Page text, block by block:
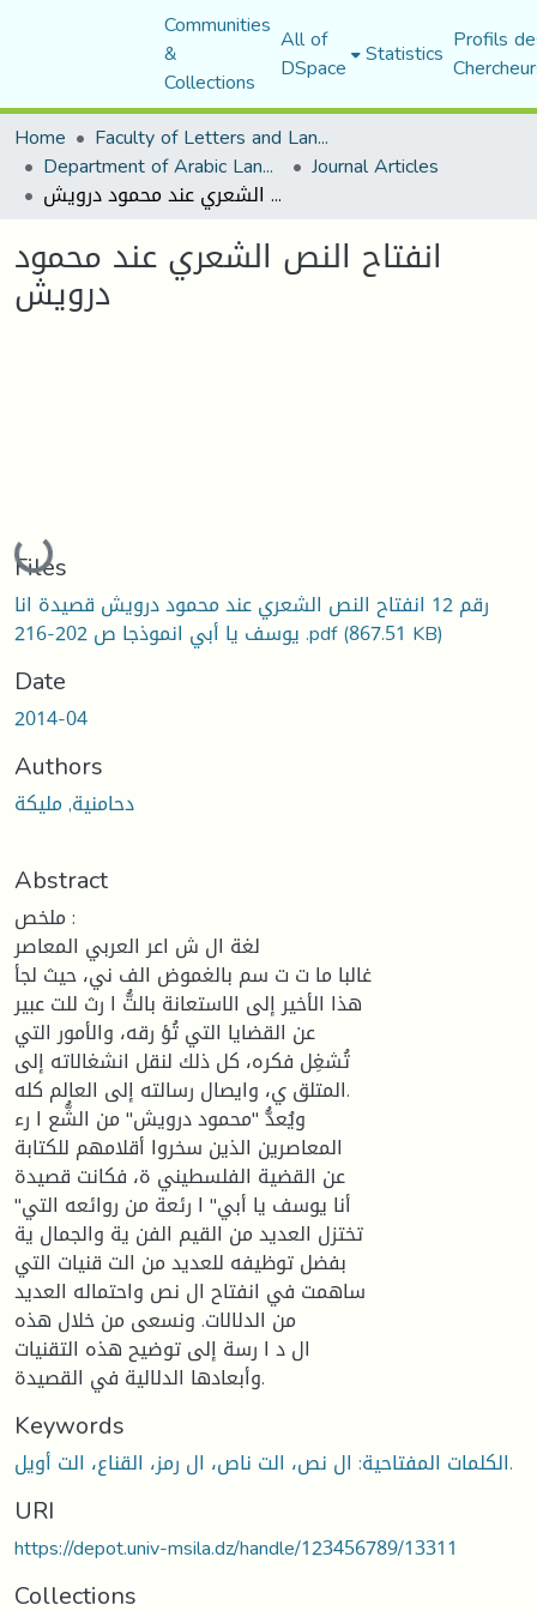
Communities
&
Collections
All of
DSpace Statistics Profils
Home
Faculty of Letters and Languages
Department of Arabic Language and Literature Journal Articles
انفتاح النص الشعري عند محمود درويش
انفتاح النص الشعري عند محمود
درويش
Loading...
Files
رقم 12 انفتاح النص الشعري عند محمود درويش قصيدة انا
يوسف يا أبي انموذجا ص 202-216 .pdf(867.51 KB)
Date
2014-04
Authors
دحامنية, مليكة
Abstract
ملخص :
لغة ال ش اعر العربي المعاصر
غالبا ما ت ت سم بالغموض الف ني، حيث لجأ
هذا الأخير إلى الاستعانة بالتُّ ا رث للت عبير
عن القضايا التي تُؤ رقه، والأمور التي
تُشغِل فكره، كل ذلك لنقل انشغالاته إلى
المتلق ي، وايصال رسالته إلى العالم كله.
ويُعدُّ "محمود درويش" من الشُّع ا رء
المعاصرين الذين سخروا أقلامهم للكتابة
عن القضية الفلسطيني ة، فكانت قصيدة
"أنا يوسف يا أبي" ا رئعة من روائعه التي
تختزل العديد من القيم الفن ية والجمال ية
بفضل توظيفه للعديد من الت قنيات التي
ساهمت في انفتاح ال نص واحتماله العديد
من الدلالات. ونسعى من خلال هذه
ال د ا رسة إلى توضيح هذه التقنيات
وأبعادها الدلالية في القصيدة.
Keywords
الكلمات المفتاحية: ال نص، الت ناص، ال رمز، القناع، الت أويل.
URI
https://depot.univ-msila.dz/handle/123456789/13311
Collections